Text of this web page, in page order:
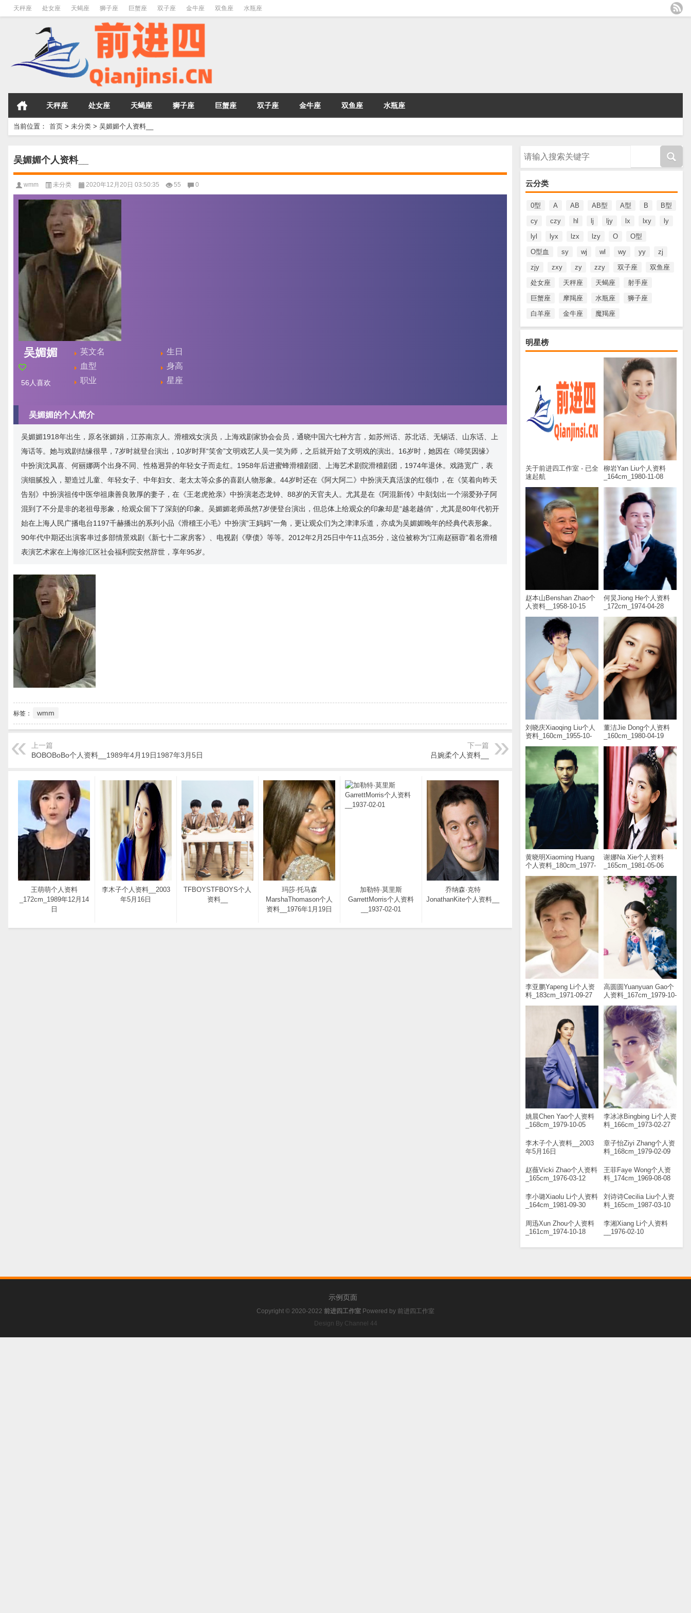
天秤座 处女座 天蝎座 狮子座 巨蟹座 双子座 金牛座 双鱼座 水瓶座
天秤座 处女座 天蝎座 狮子座 巨蟹座 双子座 金牛座 双鱼座 水瓶座
当前位置： 首页 > 未分类 > 吴媚媚个人资料__
云分类
0型 A AB AB型 A型 B
B型
cy
czy hl lj ljy lx lxy
ly
lyl
lyx lzx lzy O
O型
O型血
sy wj wl wy yy
zj
zjy
zxy zy zzy 双子座
双鱼座
处女座
天秤座 天蝎座
射手座
巨蟹座
摩羯座 水瓶座
狮子座
白羊座
金牛座 魔羯座
明星榜
关于前进四工作室 - 已全
速起航
柳岩Yan Liu个人资料
_164cm_1980-11-08
赵本山Benshan Zhao个
人资料__1958-10-15
何炅Jiong He个人资料
_172cm_1974-04-28
刘晓庆Xiaoqing Liu个人
资料_160cm_1955-10-
董洁Jie Dong个人资料
_160cm_1980-04-19
黄晓明Xiaoming Huang
个人资料_180cm_1977-
谢娜Na Xie个人资料
_165cm_1981-05-06
李亚鹏Yapeng Li个人资
料_183cm_1971-09-27
高圆圆Yuanyuan Gao个
人资料_167cm_1979-10-
姚晨Chen Yao个人资料
_168cm_1979-10-05
李冰冰Bingbing Li个人资
料_166cm_1973-02-27
李木子个人资料__2003
年5月16日
章子怡Ziyi Zhang个人资
料_168cm_1979-02-09
赵薇Vicki Zhao个人资料
_165cm_1976-03-12
王菲Faye Wong个人资
料_174cm_1969-08-08
李小璐Xiaolu Li个人资料
_164cm_1981-09-30
刘诗诗Cecilia Liu个人资
料_165cm_1987-03-10
周迅Xun Zhou个人资料
_161cm_1974-10-18
李湘Xiang Li个人资料
__1976-02-10
吴媚媚个人资料__
wmm 未分类 2020年12月20日 03:50:35 55 0
吴媚媚
56 人喜欢
英文名
生日
血型
身高
职业
星座
吴媚媚的个人简介
吴媚媚1918年出生，原名张媚娟，江苏南京人。滑稽戏女演员，上海戏剧家协会会员，通晓中国六七种方言，如苏州话、苏北话、无锡话、山东话、上
海话等。她与戏剧结缘很早，7岁时就登台演出，10岁时拜“笑舍”文明戏艺人吴一笑为师，之后就开始了文明戏的演出。16岁时，她因在《啼笑因缘》
中扮演沈凤喜、何丽娜两个出身不同、性格迥异的年轻女子而走红。1958年后进蜜蜂滑稽剧团、上海艺术剧院滑稽剧团，1974年退休。戏路宽广，表
演细腻投入，塑造过儿童、年轻女子、中年妇女、老太太等众多的喜剧人物形象。44岁时还在《阿大阿二》中扮演天真活泼的红领巾，在《笑着向昨天
告别》中扮演祖传中医华祖康善良敦厚的妻子，在《王老虎抢亲》中扮演老态龙钟、88岁的天官夫人。尤其是在《阿混新传》中刻划出一个溺爱孙子阿
混到了不分是非的老祖母形象，给观众留下了深刻的印象。吴媚媚老师虽然7岁便登台演出，但总体上给观众的印象却是“越老越俏”，尤其是80年代初开
始在上海人民广播电台1197千赫播出的系列小品《滑稽王小毛》中扮演“王妈妈”一角，更让观众们为之津津乐道，亦成为吴媚媚晚年的经典代表形象。
90年代中期还出演客串过多部情景戏剧《新七十二家房客》、电视剧《孽债》等等。2012年2月25日中午11点35分，这位被称为“江南赵丽蓉”着名滑稽
表演艺术家在上海徐汇区社会福利院安然辞世，享年95岁。
标签： wmm
上一篇
BOBOBoBo个人资料__1989年4月19日1987年3月5日
下一篇
吕婉柔个人资料__
王萌萌个人资料
_172cm_1989年12月14
日
李木子个人资料__2003
年5月16日
TFBOYSTFBOYS个人
资料__
玛莎·托马森
MarshaThomason个人
资料__1976年1月19日
加勒特·莫里斯
GarrettMorris个人资料
__1937-02-01
乔纳森·克特
JonathanKite个人资料__
示例页面
Copyright © 2020-2022 前进四工作室 Powered by 前进四工作室
Design By Channel 44